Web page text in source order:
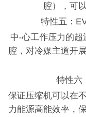
腔），可
特性五：
中-心工作压力的超
腔，对冷媒主道开
特性六
保证压缩机可以在
力能源高能效率，